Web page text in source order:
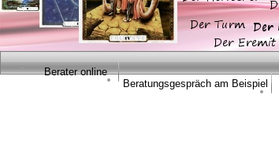
Berater online
Beratungsgespräch am Beispiel